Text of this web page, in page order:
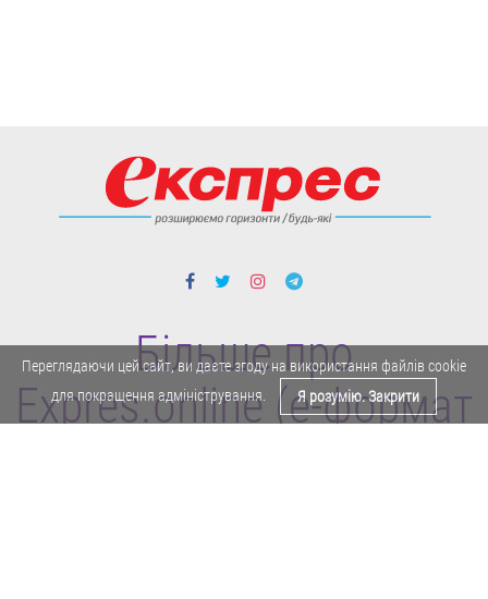
Більше про
Expres.online (e-формат
Переглядаючи цей сайт, ви даєте згоду на використання файлів cookie
для покращення адміністрування.
Я розумію. Закрити